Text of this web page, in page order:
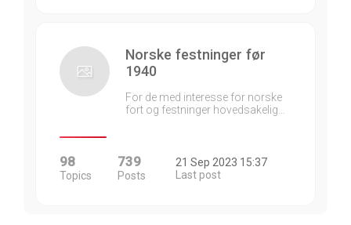
Norske festninger før
1940
For de med interesse for norske
fort og festninger hovedsakelig…
98
Topics
739
Posts
21 Sep 2023 15:37
Last post